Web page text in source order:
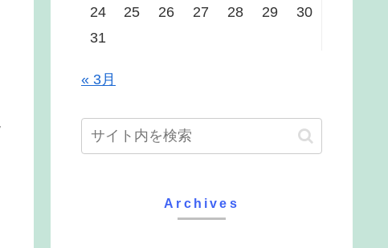
24
25 26 27 28 29
30
31
« 3月
Archives